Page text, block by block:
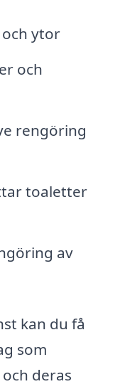
ytor
och
rengöring
toaletter
av
kan du få
som
deras